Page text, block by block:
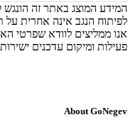
המידע המוצג באתר זה הונגש
לפיתוח הנגב אינה אחרית על
אנו ממליצים לוודא שפרטי
פעילות ומיקום עדכנים
About GoNegev